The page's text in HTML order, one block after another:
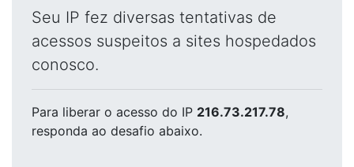
Seu IP fez diversas tentativas de
acessos suspeitos a sites hospedados
conosco.
Para liberar o acesso do IP 216.73.217.78,
responda ao desafio abaixo.